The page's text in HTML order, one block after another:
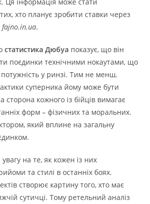
хто планує зробити ставки через
fajno.in.ua.
статистика Дюбуа показує, що він
поєдинки технічними нокаутами, що
у ринзі. Тим не менш,
суперника йому може бути
сторона кожного із бійців вимагає
форм – фізичних та моральних.
який вплине на загальну
на те, як кожен із них
та стилі в останніх боях.
створює картину того, хто має
сутичці. Тому ретельний аналіз